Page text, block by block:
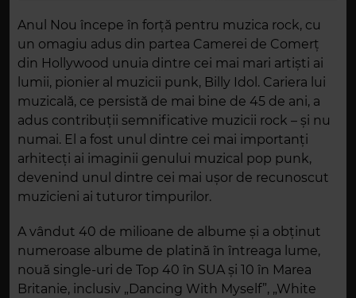
Anul Nou începe în forță pentru muzica rock, cu
un omagiu adus din partea Camerei de Comerț
din Hollywood unuia dintre cei mai mari artiști ai
lumii, pionier al muzicii punk, Billy Idol. Cariera lui
muzicală, ce persistă de mai bine de 45 de ani, a
adus contribuții semnificative muzicii rock – și nu
numai. El a fost unul dintre cei mai importanți
arhitecți ai imaginii genului muzical pop punk,
devenind unul dintre cei mai ușor de recunoscut
muzicieni ai tuturor timpurilor.
A vândut 40 de milioane de albume și a obținut
numeroase albume de platină în întreaga lume,
nouă single-uri de Top 40 în SUA și 10 în Marea
Britanie, inclusiv „Dancing With Myself”, „White